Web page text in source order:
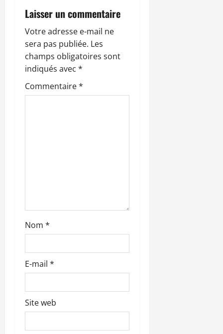
o
n
d
’
l
e
Laisser un commentaire
Votre adresse e-mail ne
sera pas publiée. Les
champs obligatoires sont
indiqués avec *
Commentaire*
Nom *
E-mail *
Site web